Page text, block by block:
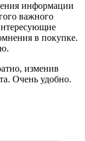
информации
важного
в покупке.
изменив
Очень удобно.